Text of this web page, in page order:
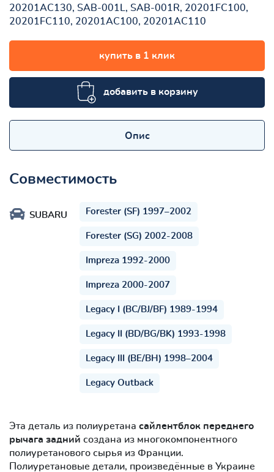
20201AC130, SAB-001L, SAB-001R, 20201FC100,
20201FC110, 20201AC100, 20201AC110
купить в 1 клик
добавить в корзину
Опис
Совместимость
SUBARU Forester (SF) 1997–2002
Forester (SG) 2002-2008
Impreza 1992-2000
Impreza 2000-2007
Legacy I (BC/BJ/BF) 1989-1994
Legacy II (BD/BG/BK) 1993-1998
Legacy III (BE/BH) 1998–2004
Legacy Outback
Эта деталь из полиуретана сайлентблок переднего
рычага задний создана из многокомпонентного
полиуретанового сырья из Франции.
Полиуретановые детали, произведённые в Украине